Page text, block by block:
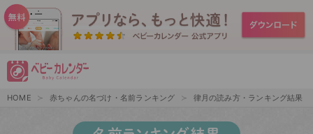
HOME 赤ちゃんの名づけ・名前ランキング 律月の読み方・ランキング結果